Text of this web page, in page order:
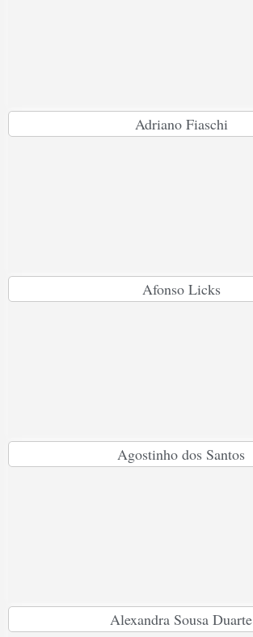
Adriano Fiaschi
Afonso Licks
Agostinho dos Santos
Alexandra Sousa Duarte